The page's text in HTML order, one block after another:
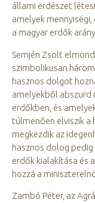
állami erdészet
amelyek
a magyar erdők
Semjén Zsolt
szimbolikusan
hasznos dolgot
amelyekből abszurd
erdőkben, és
túlmenően elviszik
megkezdik az
hasznos dolog
erdők kialakítása és
hozzá a
Zambó Péter, az